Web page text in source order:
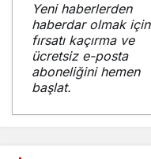
Yeni haberlerden
haberdar olmak için
fırsatı kaçırma ve
ücretsiz e-posta
aboneliğini hemen
başlat.